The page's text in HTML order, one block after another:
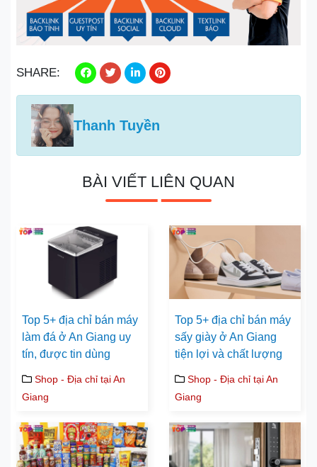
SHARE:
Thanh Tuyền
BÀI VIẾT LIÊN QUAN
Top 5+ địa chỉ bán máy
làm đá ở An Giang uy
tín, được tin dùng
Shop - Địa chỉ tại An
Giang
Top 5+ địa chỉ bán máy
sấy giày ở An Giang
tiện lợi và chất lượng
Shop - Địa chỉ tại An
Giang